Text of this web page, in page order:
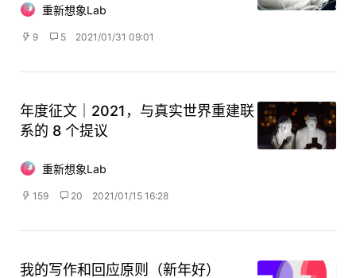
重新想象Lab
9 5 2021/01/31 09:01
年度征文｜2021，与真实世界重建联
系的 8 个提议
重新想象Lab
159 20 2021/01/15 16:28
我的写作和回应原则（新年好）